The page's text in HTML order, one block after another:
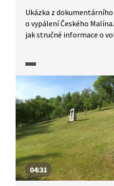
Ukázka z
o vypálení Českého
jak stručné informace o
vyvražděni. Ukázka je
výpovědí pamětníků,
Ukázka je vhodná pro
emocionálně náročná.
04:31